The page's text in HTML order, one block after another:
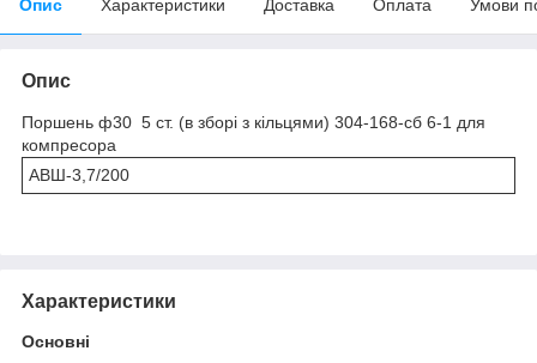
Опис Характеристики Доставка Оплата Умови
Опис
Поршень ф30 5 ст. (в зборі з кільцями) 304-168-сб 6-1 для
компресора
АВШ-3,7/200
Характеристики
Основні